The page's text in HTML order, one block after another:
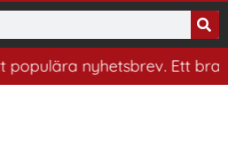
nyhetsbrev. Ett bra sätt